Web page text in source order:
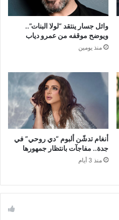
وائل جسار ينتقد “لولا البنات”..
ويوضح موقفه من عمرو دياب
منذ يومين
أنغام تدشّن ألبوم “دي روحي” في
جدة.. مفاجآت بانتظار جمهورها
منذ 3 أيام